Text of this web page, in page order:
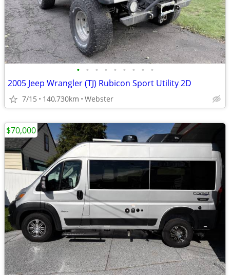
• • • • • • • • •
2005 Jeep Wrangler (TJ) Rubicon Sport Utility 2D
7/15 140,730km Webster
$70,000